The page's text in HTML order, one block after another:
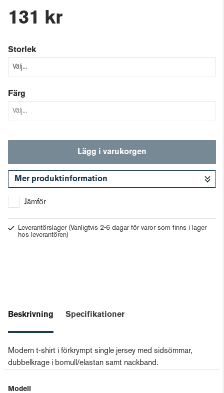
131 kr
Storlek
Färg
Lägg i varukorgen
Mer produktinformation
Jämför
Leverantörslager (Vanligtvis 2-6 dagar för varor som finns i lager
hos leverantören)
Beskrivning Specifikationer
Modern t-shirt i förkrympt single jersey med sidsömmar,
dubbelkrage i bomull/elastan samt nackband.
Modell